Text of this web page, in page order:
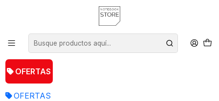
OFERTAS
OFERTAS